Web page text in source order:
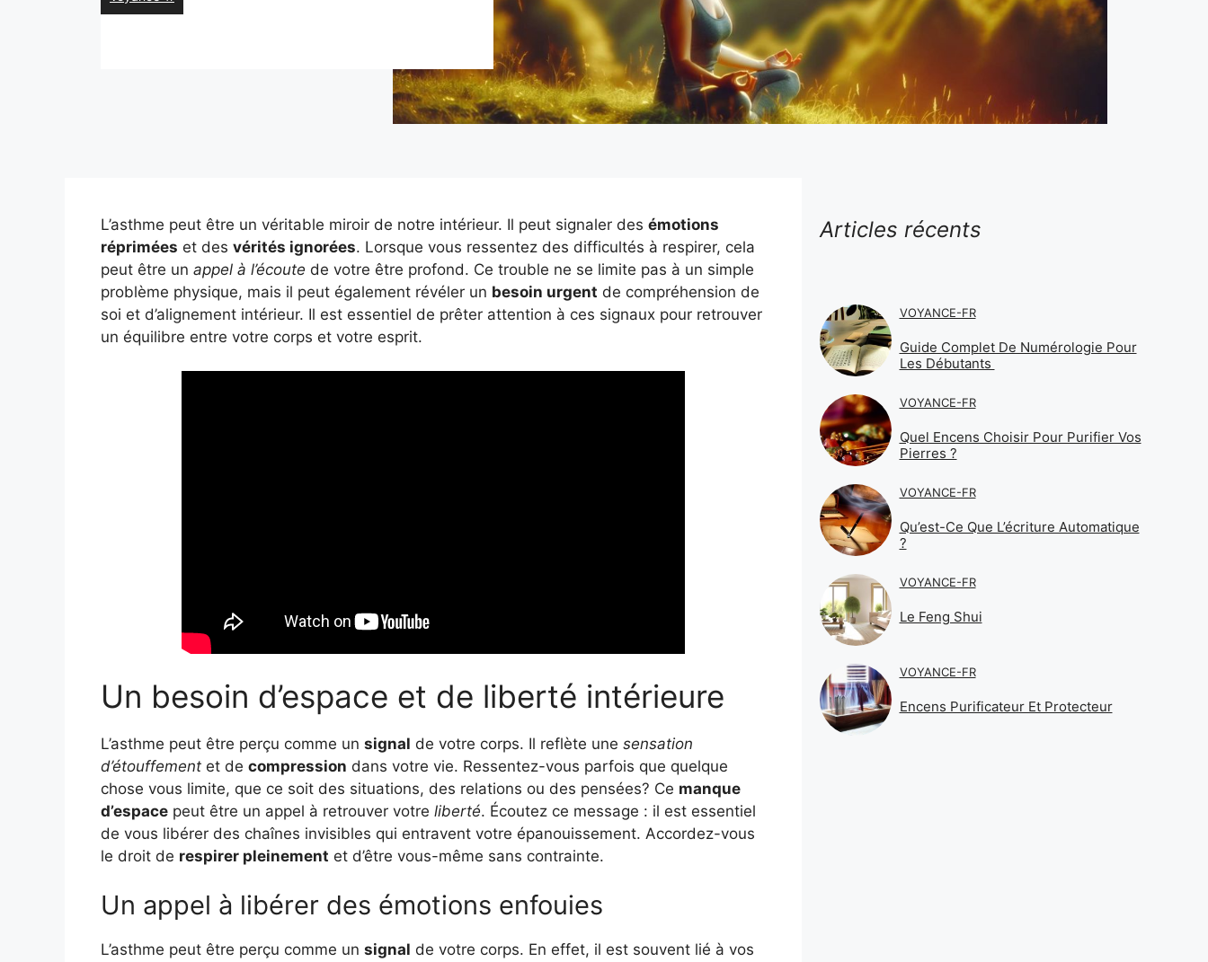
L’asthme peut être un véritable miroir de notre intérieur. Il peut signaler des émotions
réprimées et des vérités ignorées. Lorsque vous ressentez des difficultés à respirer, cela
peut être un appel à l’écoute de votre être profond. Ce trouble ne se limite pas à un simple
problème physique, mais il peut également révéler un besoin urgent de compréhension de
soi et d’alignement intérieur. Il est essentiel de prêter attention à ces signaux pour retrouver
un équilibre entre votre corps et votre esprit.
Un besoin d’espace et de liberté intérieure
L’asthme peut être perçu comme un signal de votre corps. Il reflète une sensation
d’étouffement et de compression dans votre vie. Ressentez-vous parfois que quelque
chose vous limite, que ce soit des situations, des relations ou des pensées? Ce manque
d’espace peut être un appel à retrouver votre liberté. Écoutez ce message : il est essentiel
de vous libérer des chaînes invisibles qui entravent votre épanouissement. Accordez-vous
le droit de respirer pleinement et d’être vous-même sans contrainte.
Un appel à libérer des émotions enfouies
L’asthme peut être perçu comme un signal de votre corps. En effet, il est souvent lié à vos
Articles récents
VOYANCE-FR
Guide Complet De Numérologie Pour
Les Débutants
VOYANCE-FR
Quel Encens Choisir Pour Purifier Vos
Pierres ?
VOYANCE-FR
Qu’est-Ce Que L’écriture Automatique
?
VOYANCE-FR
Le Feng Shui
VOYANCE-FR
Encens Purificateur Et Protecteur